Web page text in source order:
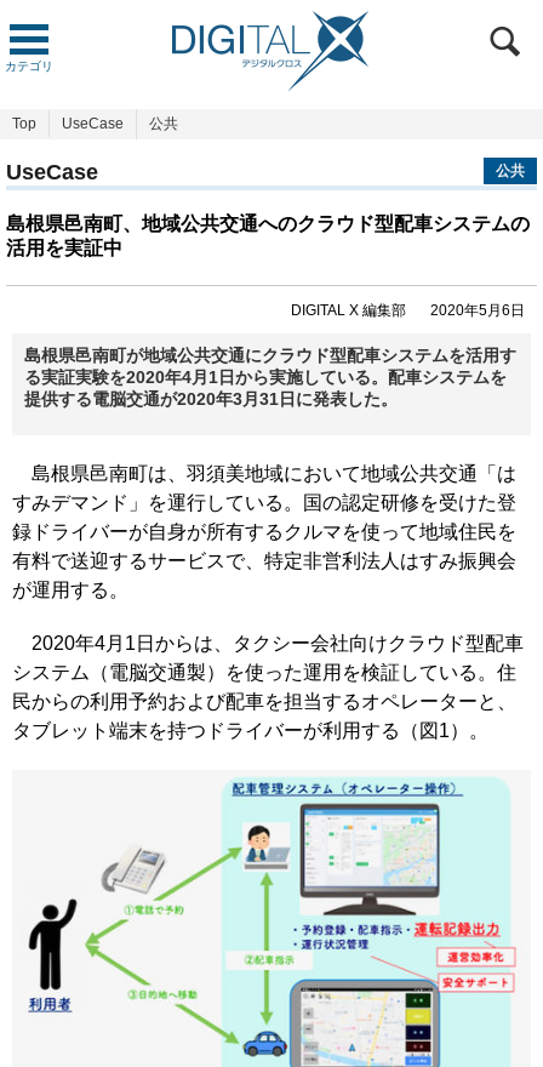
カテゴリ
Top UseCase 公共
UseCase 公共
島根県邑南町、地域公共交通へのクラウド型配車システムの
活用を実証中
DIGITAL X 編集部 2020年5月6日
島根県邑南町が地域公共交通にクラウド型配車システムを活用す
る実証実験を2020年4月1日から実施している。配車システムを
提供する電脳交通が2020年3月31日に発表した。
島根県邑南町は、羽須美地域において地域公共交通「は
すみデマンド」を運行している。国の認定研修を受けた登
録ドライバーが自身が所有するクルマを使って地域住民を
有料で送迎するサービスで、特定非営利法人はすみ振興会
が運用する。
2020年4月1日からは、タクシー会社向けクラウド型配車
システム（電脳交通製）を使った運用を検証している。住
民からの利用予約および配車を担当するオペレーターと、
タブレット端末を持つドライバーが利用する（図1）。